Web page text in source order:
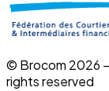
© Brocom 2026
rights reserved